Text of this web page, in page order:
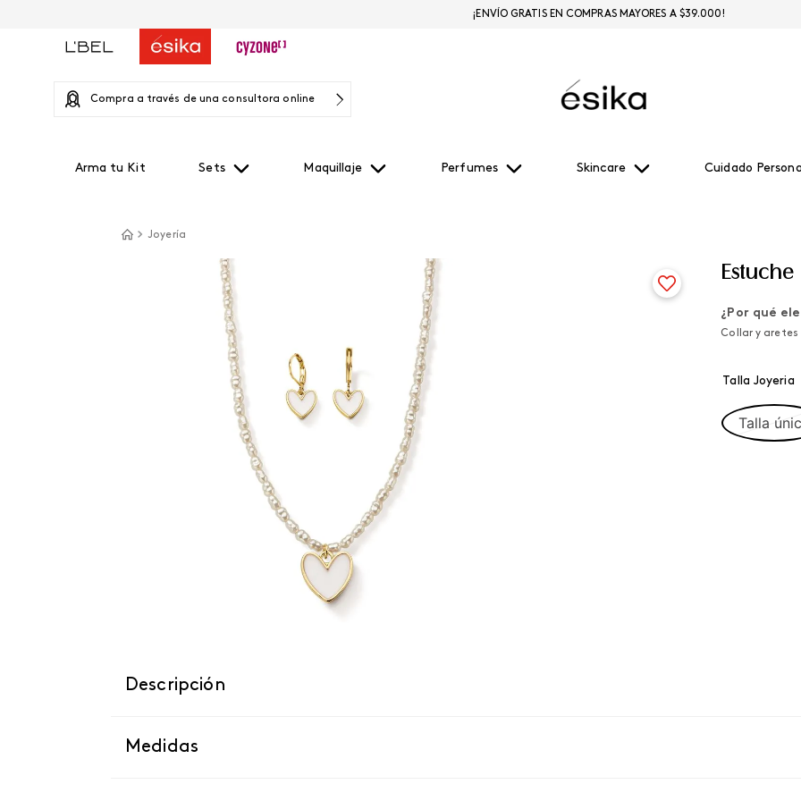
Compra a través de una consultora online
Arma tu Kit Sets Maquillaje Perfumes Skincare Cuidado
¡ENVÍO GRATIS EN COMPRAS MAYORES A $39.000!
Joyería
¿Por qué
Collar y aretes
Talla Joyeria
Talla
Descripción
Medidas